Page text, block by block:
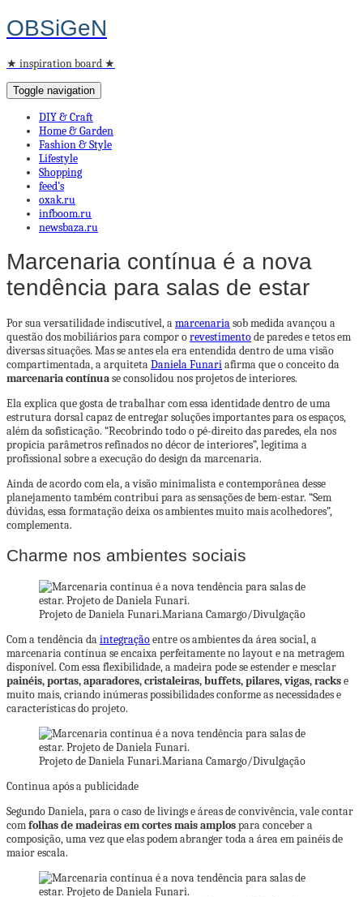
OBSiGeN
★ inspiration board ★
Toggle navigation
DIY & Craft
Home & Garden
Fashion & Style
Lifestyle
Shopping
feed’s
oxak.ru
infboom.ru
newsbaza.ru
Marcenaria contínua é a nova
tendência para salas de estar
Por sua versatilidade indiscutível, amarcenariasob medida avançou a
questão dos mobiliários para compor orevestimentode paredes e tetos em
diversas situações. Mas se antes ela era entendida dentro de uma visão
compartimentada, a arquitetaDaniela Funariafirma que o conceito da
marcenaria contínuase consolidou nos projetos de interiores.
Ela explica que gosta de trabalhar com essa identidade dentro de uma
estrutura dorsal capaz de entregar soluções importantes para os espaços,
além da sofisticação. “Recobrindo todo o pé-direito das paredes, ela nos
propicia parâmetros refinados no décor de interiores”, legitima a
profissional sobre a execução do design da marcenaria.
Ainda de acordo com ela, a visão minimalista e contemporânea desse
planejamento também contribui para as sensações de bem-estar. “Sem
dúvidas, essa formatação deixa os ambientes muito mais acolhedores”,
complementa.
Charme nos ambientes sociais
Projeto de Daniela Funari.Mariana Camargo/Divulgação
Com a tendência daintegraçãoentre os ambientes da área social, a
marcenaria contínua se encaixa perfeitamente no layout e na metragem
disponível. Com essa flexibilidade, a madeira pode se estender e mesclar
painéis, portas, aparadores, cristaleiras, buffets, pilares, vigas, rackse
muito mais, criando inúmeras possibilidades conforme as necessidades e
características do projeto.
Projeto de Daniela Funari.Mariana Camargo/Divulgação
Continua após a publicidade
Segundo Daniela, para o caso de livings e áreas de convivência, vale contar
comfolhas de madeiras em cortes mais amplospara conceber a
composição, uma vez que elas podem abranger toda a área em painéis de
maior escala.